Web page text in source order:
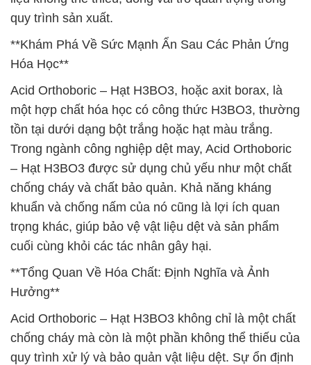
quy trình sản xuất.
**Khám Phá Về Sức Mạnh Ẩn Sau Các Phản Ứng
Hóa Học**
Acid Orthoboric – Hạt H3BO3, hoặc axit borax, là
một hợp chất hóa học có công thức H3BO3, thường
tồn tại dưới dạng bột trắng hoặc hạt màu trắng.
Trong ngành công nghiệp dệt may, Acid Orthoboric
– Hạt H3BO3 được sử dụng chủ yếu như một chất
chống cháy và chất bảo quản. Khả năng kháng
khuẩn và chống nấm của nó cũng là lợi ích quan
trọng khác, giúp bảo vệ vật liệu dệt và sản phẩm
cuối cùng khỏi các tác nhân gây hại.
**Tổng Quan Về Hóa Chất: Định Nghĩa và Ảnh
Hưởng**
Acid Orthoboric – Hạt H3BO3 không chỉ là một chất
chống cháy mà còn là một phần không thể thiếu của
quy trình xử lý và bảo quản vật liệu dệt. Sự ổn định